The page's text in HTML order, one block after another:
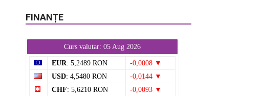
FINANȚE
Curs valutar: 05 Aug 2026
EUR: 5,2489 RON
-0,0008 ▼
USD: 4,5480 RON
-0,0144 ▼
CHF: 5,6210 RON
-0,0093 ▼